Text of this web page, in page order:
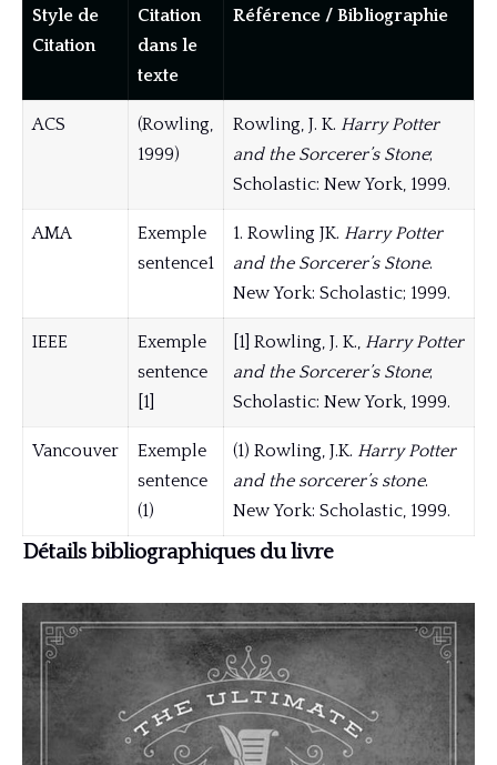
Style de
Citation
Citation
dans le
texte
Référence / Bibliographie
ACS
(Rowling,
1999)
Rowling, J. K. Harry Potter
and the Sorcerer’s Stone;
Scholastic: New York, 1999.
AMA
Exemple
sentence1
1. Rowling JK. Harry Potter
and the Sorcerer’s Stone.
New York: Scholastic; 1999.
IEEE
Exemple
sentence
[1]
[1] Rowling, J. K., Harry Potter
and the Sorcerer’s Stone;
Scholastic: New York, 1999.
Vancouver
Exemple
sentence
(1)
(1) Rowling, J.K. Harry Potter
and the sorcerer’s stone.
New York: Scholastic, 1999.
Détails bibliographiques du livre